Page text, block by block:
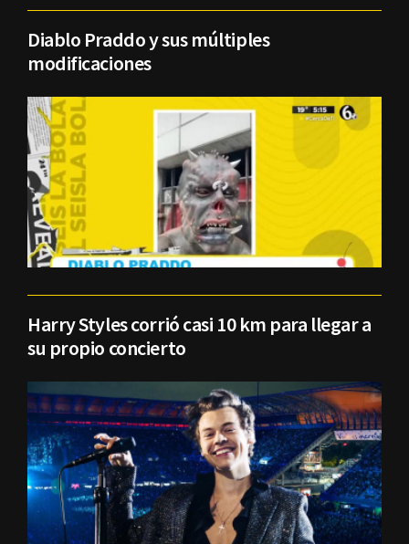
Diablo Praddo y sus múltiples
modificaciones
Harry Styles corrió casi 10 km para llegar a
su propio concierto